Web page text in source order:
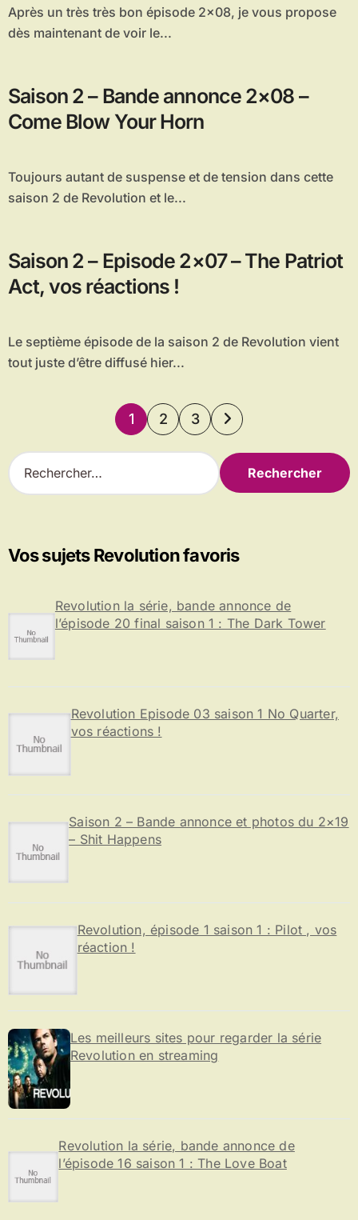
Après un très très bon épisode 2×08, je vous propose
dès maintenant de voir le...
Saison 2 – Bande annonce 2×08 –
Come Blow Your Horn
Toujours autant de suspense et de tension dans cette
saison 2 de Revolution et le...
Saison 2 – Episode 2×07 – The Patriot
Act, vos réactions !
Le septième épisode de la saison 2 de Revolution vient
tout juste d’être diffusé hier...
Pagination
publications
1 2 3
R
e
r
c
r
Vos sujets Revolution favoris
Revolution la série, bande annonce de
l’épisode 20 final saison 1 : The Dark Tower
Revolution Episode 03 saison 1 No Quarter,
vos réactions !
Saison 2 – Bande annonce et photos du 2×19
– Shit Happens
Revolution, épisode 1 saison 1 : Pilot , vos
réaction !
Les meilleurs sites pour regarder la série
Revolution en streaming
Revolution la série, bande annonce de
l’épisode 16 saison 1 : The Love Boat